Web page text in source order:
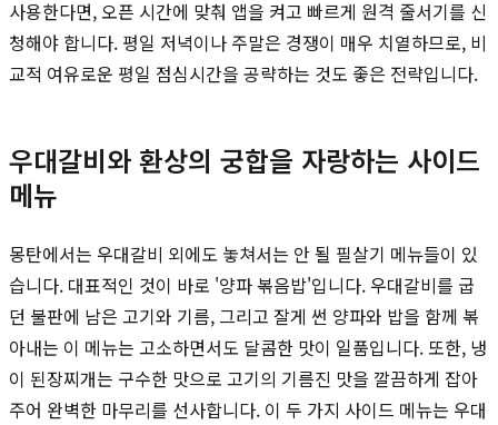
사용한다면, 오픈 시간에 맞춰 앱을 켜고 빠르게 원격 줄서기를 신
청해야 합니다. 평일 저녁이나 주말은 경쟁이 매우 치열하므로, 비
교적 여유로운 평일 점심시간을 공략하는 것도 좋은 전략입니다.
우대갈비와 환상의 궁합을 자랑하는 사이드
메뉴
몽탄에서는 우대갈비 외에도 놓쳐서는 안 될 필살기 메뉴들이 있
습니다. 대표적인 것이 바로 '양파 볶음밥'입니다. 우대갈비를 굽
던 불판에 남은 고기와 기름, 그리고 잘게 썬 양파와 밥을 함께 볶
아내는 이 메뉴는 고소하면서도 달콤한 맛이 일품입니다. 또한, 냉
이 된장찌개는 구수한 맛으로 고기의 기름진 맛을 깔끔하게 잡아
주어 완벽한 마무리를 선사합니다. 이 두 가지 사이드 메뉴는 우대